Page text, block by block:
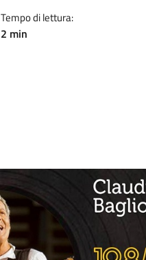
Tempo di lettura:
2 min